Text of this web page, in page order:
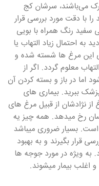
می‌باشند، سرشان کج
با دقت مورد بررسی قرار
سفید رنگ همراه با بویی
به احتمال زیاد التهاب یا
این مرغ ها شسته شده و
معلوم گردد. اگر از
اما در باز و بسته کردن آن
ببرید. بیماری های
نژادشان از قبیل مرغ های
رخ میدهد. همه چیز یه
بسیار ضروری میباشد
قرار بگیرند و به بهبود
به ویژه در مورد جوجه ها
اغلب بیمار میشوند‌.